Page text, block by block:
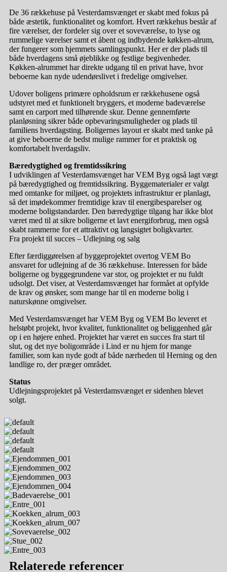
De 36 rækkehuse på Vesterdamsvænget er skabt med fokus på
både æstetik, funktionalitet og komfort. Hvert rækkehus består af
fire værelser, der fordeler sig over et soveværelse, to lyse og
rummelige værelser samt et åbent og indbydende køkken-alrum,
der fungerer som hjemmets samlingspunkt. Her er der plads til
både hverdagens små øjeblikke og festlige begivenheder.
Køkken-alrummet har direkte udgang til en privat have, hvor
beboerne kan nyde udendørslivet i fredelige omgivelser.
Udover boligens primære opholdsrum er rækkehusene også
udstyret med et funktionelt bryggers, et moderne badeværelse
samt en carport med tilhørende skur. Denne gennemførte
planløsning sikrer både opbevaringsmuligheder og plads til
familiens hverdagsting. Boligernes layout er skabt med tanke på
at give beboerne de bedst mulige rammer for et praktisk og
komfortabelt hverdagsliv.
Bæredygtighed og fremtidssikring
I udviklingen af Vesterdamsvænget har VEM Byg også lagt vægt
på bæredygtighed og fremtidssikring. Byggematerialer er valgt
med omtanke for miljøet, og projektets infrastruktur er planlagt,
så det imødekommer fremtidige krav til energibesparelser og
moderne boligstandarder. Den bæredygtige tilgang har ikke blot
været med til at sikre boligerne et lavt energiforbrug, men også
skabt rammerne for et attraktivt og langsigtet boligkvarter.
Fra projekt til succes – Udlejning og salg
Efter færdiggørelsen af byggeprojektet overtog VEM Bo
ansvaret for udlejning af de 36 rækkehuse. Interessen for både
boligerne og byggegrundene var stor, og projektet er nu fuldt
udsolgt. Det viser, at Vesterdamsvænget har formået at opfylde
de krav og ønsker, som mange har til en moderne bolig i
naturskønne omgivelser.
Med Vesterdamsvænget har VEM Byg og VEM Bo leveret et
helstøbt projekt, hvor kvalitet, funktionalitet og beliggenhed går
op i en højere enhed. Projektet har været en succes fra start til
slut, og det nye boligområde i Lind er nu hjem for mange
familier, som kan nyde godt af både nærheden til Herning og den
landlige ro, der præger området.
Status
Udlejningsprojektet på Vesterdamsvænget er sidenhen blevet
solgt.
Relaterede referencer